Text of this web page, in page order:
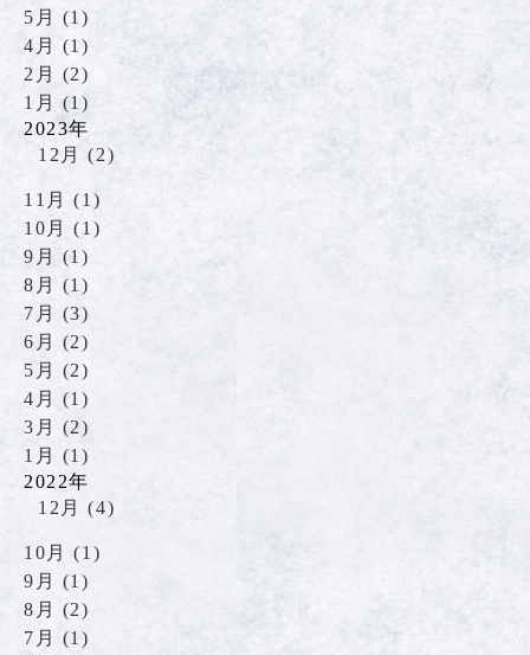
5月 (1)
4月 (1)
2月 (2)
1月 (1)
2023年
12月 (2)
11月 (1)
10月 (1)
9月 (1)
8月 (1)
7月 (3)
6月 (2)
5月 (2)
4月 (1)
3月 (2)
1月 (1)
2022年
12月 (4)
10月 (1)
9月 (1)
8月 (2)
7月 (1)